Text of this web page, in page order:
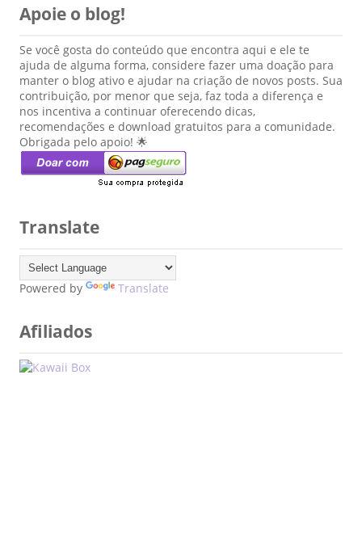
Apoie o blog!
Se você gosta do conteúdo que encontra aqui e ele te
ajuda de alguma forma, considere fazer uma doação para
manter o blog ativo e ajudar na criação de novos posts. Sua
contribuição, por menor que seja, faz toda a diferença e
nos incentiva a continuar oferecendo dicas,
recomendações e download gratuitos para a comunidade.
Obrigada pelo apoio! 🌟
Translate
Powered by Translate
Afiliados